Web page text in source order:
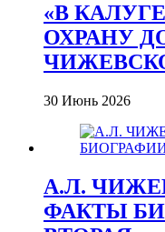
«В
ОХРАНУ
30 Июнь 2026
А.Л.
ФАКТЫ